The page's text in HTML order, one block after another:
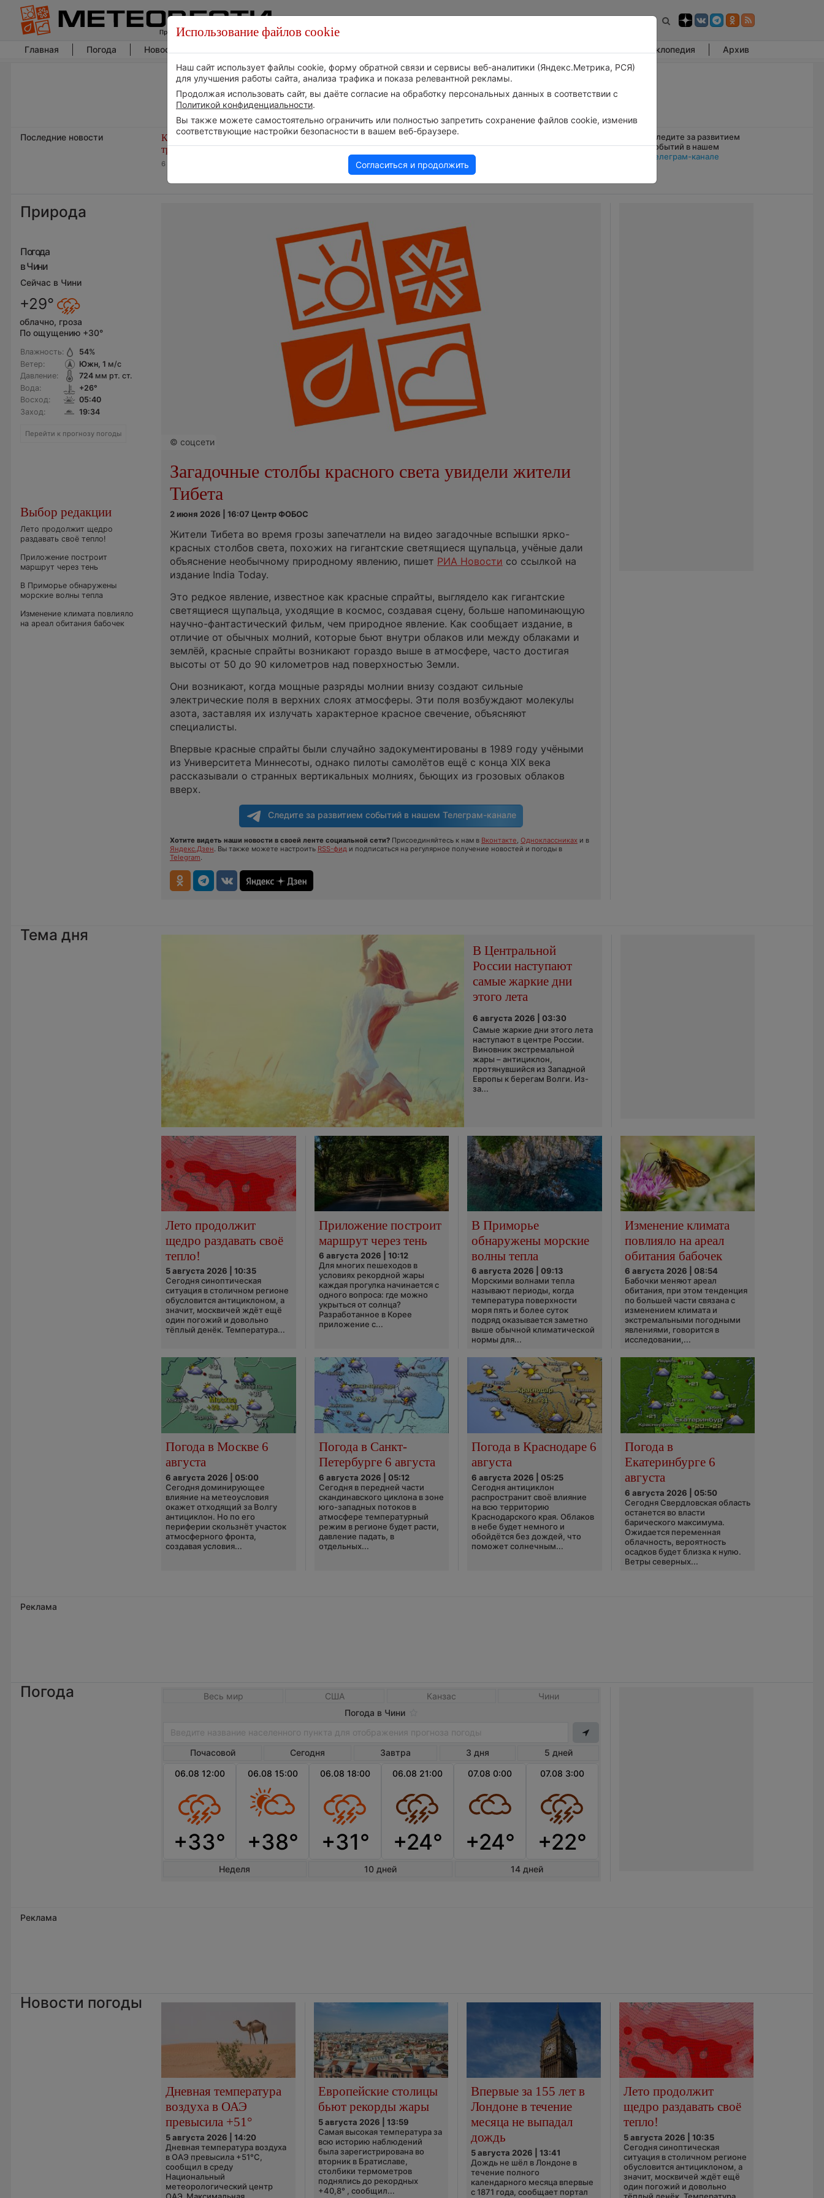
Главная Погода Новости погоды Энциклопедия Архив
Последние новости
Космическая погода влияет на
транспорт
6 августа 2026 | 15:13
Приложение построит маршрут
через тень
6 августа 2026 | 13:12
Следите за развитием
событий в нашем
Телеграм-канале
Природа
Погода
в Чини
Сейчас в Чини
+29°
облачно, гроза
По ощущению +30°
Влажность:
Ветер:
Давление:
Вода:
Восход:
Заход:
54%
Южн, 1 м/с
724мм рт. ст.
+26°
05:40
19:34
Перейти к прогнозу погоды
Выбор редакции
Лето продолжит щедро
раздавать своё тепло!
Приложение построит
маршрут через тень
В Приморье обнаружены
морские волны тепла
Изменение климата повлияло
на ареал обитания бабочек
© соцсети
Загадочные столбы красного света увидели жители
Тибета
2 июня 2026 | 16:07 Центр ФОБОС
Жители Тибета во время грозы запечатлели на видео загадочные вспышки ярко-
красных столбов света, похожих на гигантские светящиеся щупальца, учёные дали
объяснение необычному природному явлению, пишет РИА Новости со ссылкой на
издание India Today.
Это редкое явление, известное как красные спрайты, выглядело как гигантские
светящиеся щупальца, уходящие в космос, создавая сцену, больше напоминающую
научно-фантастический фильм, чем природное явление. Как сообщает издание, в
отличие от обычных молний, ​​которые бьют внутри облаков или между облаками и
землёй, красные спрайты возникают гораздо выше в атмосфере, часто достигая
высоты от 50 до 90 километров над поверхностью Земли.
Они возникают, когда мощные разряды молнии внизу создают сильные
электрические поля в верхних слоях атмосферы. Эти поля возбуждают молекулы
азота, заставляя их излучать характерное красное свечение, объясняют
специалисты.
Впервые красные спрайты были случайно задокументированы в 1989 году учёными
из Университета Миннесоты, однако пилоты самолётов ещё с конца XIX века
рассказывали о странных вертикальных молниях, бьющих из грозовых облаков
вверх.
Следите за развитием событий в нашем Телеграм-канале
Хотите видеть наши новости в своей ленте социальной сети?Присоединяйтесь к нам в Вконтакте, Одноклассникахи в
Яндекс.Дзен. Вы также можете настроить RSS-фиди подписаться на регулярное получение новостей и погоды в
Telegram.
Тема дня
В Центральной
России наступают
самые жаркие дни
этого лета
6 августа 2026 | 03:30
Самые жаркие дни этого лета
наступают в центре России.
Виновник экстремальной
жары – антициклон,
протянувшийся из Западной
Европы к берегам Волги. Из-
за...
Лето продолжит
щедро раздавать своё
тепло!
5 августа 2026 | 10:35
Сегодня синоптическая
ситуация в столичном регионе
обусловится антициклоном, а
значит, москвичей ждёт ещё
один погожий и довольно
тёплый денёк. Температура...
Приложение построит
маршрут через тень
6 августа 2026 | 10:12
Для многих пешеходов в
условиях рекордной жары
каждая прогулка начинается с
одного вопроса: где можно
укрыться от солнца?
Разработанное в Корее
приложение с...
В Приморье
обнаружены морские
волны тепла
6 августа 2026 | 09:13
Морскими волнами тепла
называют периоды, когда
температура поверхности
моря пять и более суток
подряд оказывается заметно
выше обычной климатической
нормы для...
Изменение климата
повлияло на ареал
обитания бабочек
6 августа 2026 | 08:54
Бабочки меняют ареал
обитания, при этом тенденция
по большей части связана с
изменением климата и
экстремальными погодными
явлениями, говорится в
исследовании,...
Погода в Москве 6
августа
6 августа 2026 | 05:00
Сегодня доминирующее
влияние на метеоусловия
окажет отходящий за Волгу
антициклон. Но по его
периферии скользнёт участок
атмосферного фронта,
создавая условия...
Погода в Санкт-
Петербурге 6 августа
6 августа 2026 | 05:12
Сегодня в передней части
скандинавского циклона в зоне
юго-западных потоков в
атмосфере температурный
режим в регионе будет расти,
давление падать, в
отдельных...
Погода в Краснодаре 6
августа
6 августа 2026 | 05:25
Сегодня антициклон
распространит своё влияние
на всю территорию
Краснодарского края. Облаков
в небе будет немного и
обойдётся без дождей, что
поможет солнечным...
Погода в
Екатеринбурге 6
августа
6 августа 2026 | 05:50
Сегодня Свердловская область
останется во власти
барического максимума.
Ожидается переменная
облачность, вероятность
осадков будет близка к нулю.
Ветры северных...
Реклама
Погода Весь мир США Канзас
Чини
Погода в Чини
Почасовой Сегодня Завтра 3 дня
5 дней
06.08 12:00
+33°
06.08 15:00
+38°
06.08 18:00
+31°
06.08 21:00
+24°
07.08 0:00
+24°
07.08 3:00
+22°
Неделя 10 дней 14 дней
Реклама
Новости погоды
Дневная температура
воздуха в ОАЭ
превысила +51°
5 августа 2026 | 14:20
Дневная температура воздуха
в ОАЭ превысила +51°C,
сообщил в среду
Национальный
метеорологический центр
Европейские столицы
бьют рекорды жары
5 августа 2026 | 13:59
Самая высокая температура за
всю историю наблюдений
была зарегистрирована во
вторник в Братиславе,
столбики термометров
поднялись до рекордных
+40,8° , сообщил...
Впервые за 155 лет в
Лондоне в течение
месяца не выпадал
дождь
5 августа 2026 | 13:41
Дождь не шёл в Лондоне в
течение полного
календарного месяца впервые
с 1871 года, сообщает портал
Лето продолжит
щедро раздавать своё
тепло!
5 августа 2026 | 10:35
Сегодня синоптическая
ситуация в столичном регионе
обусловится антициклоном, а
значит, москвичей ждёт ещё
один погожий и довольно
Использование файлов cookie
Наш сайт использует файлы cookie, форму обратной связи и сервисы веб-аналитики (Яндекс.Метрика, РСЯ)
для улучшения работы сайта, анализа трафика и показа релевантной рекламы.
Продолжая использовать сайт, вы даёте согласие на обработку персональных данных в соответствии с
Политикой конфиденциальности.
Вы также можете самостоятельно ограничить или полностью запретить сохранение файлов cookie, изменив
соответствующие настройки безопасности в вашем веб-браузере.
Согласиться и продолжить